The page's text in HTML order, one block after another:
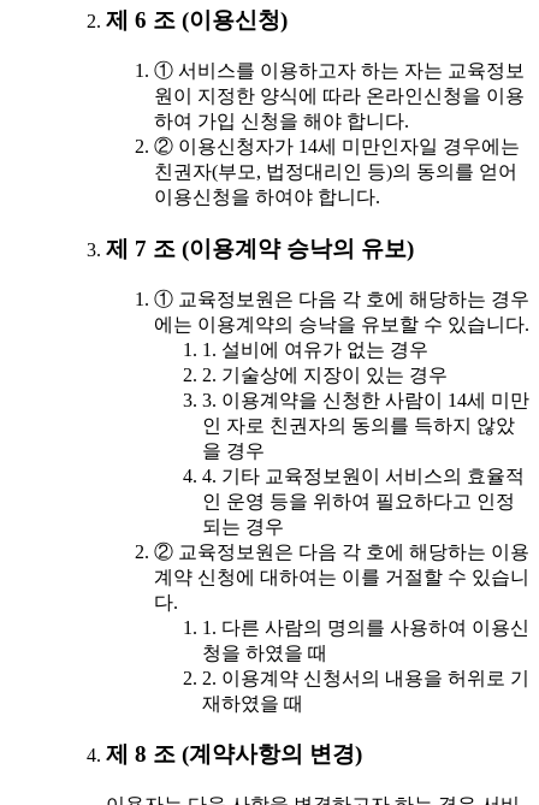
제 6 조 (이용신청)
① 서비스를 이용하고자 하는 자는 교육정보
원이 지정한 양식에 따라 온라인신청을 이용
하여 가입 신청을 해야 합니다.
② 이용신청자가 14세 미만인자일 경우에는
친권자(부모, 법정대리인 등)의 동의를 얻어
이용신청을 하여야 합니다.
제 7 조 (이용계약 승낙의 유보)
① 교육정보원은 다음 각 호에 해당하는 경우
에는 이용계약의 승낙을 유보할 수 있습니다.
1. 설비에 여유가 없는 경우
2. 기술상에 지장이 있는 경우
3. 이용계약을 신청한 사람이 14세 미만
인 자로 친권자의 동의를 득하지 않았
을 경우
4. 기타 교육정보원이 서비스의 효율적
인 운영 등을 위하여 필요하다고 인정
되는 경우
② 교육정보원은 다음 각 호에 해당하는 이용
계약 신청에 대하여는 이를 거절할 수 있습니
다.
1. 다른 사람의 명의를 사용하여 이용신
청을 하였을 때
2. 이용계약 신청서의 내용을 허위로 기
재하였을 때
제 8 조 (계약사항의 변경)